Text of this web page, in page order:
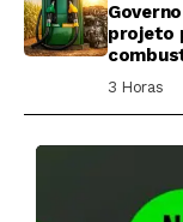
projeto
3 Horas ⁮